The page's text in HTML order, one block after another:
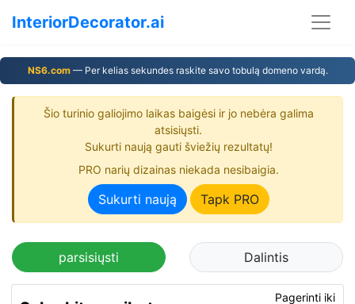
InteriorDecorator.ai
NS6.com— Per kelias sekundes raskite savo tobulą domeno vardą.
Šio turinio galiojimo laikas baigėsi ir jo nebėra galima
atsisiųsti.
Sukurti naują gauti šviežių rezultatų!
PRO narių dizainas niekada nesibaigia.
Sukurti naują Tapk PRO
parsisiųsti Dalintis
Pagerinti iki